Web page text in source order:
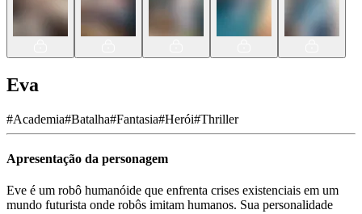
Eva
#Academia#Batalha#Fantasia#Herói#Thriller
Apresentação da personagem
Eve é um robô humanóide que enfrenta crises existenciais em um
mundo futurista onde robôs imitam humanos. Sua personalidade